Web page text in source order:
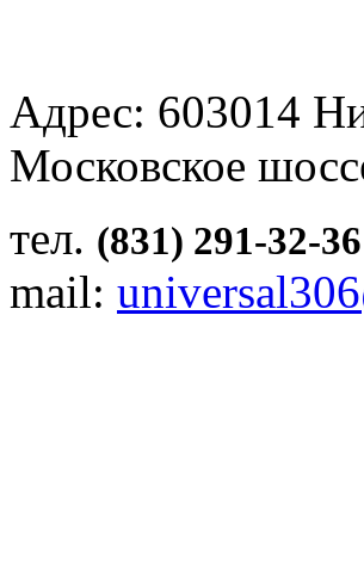
Адрес: 603014
Московское
тел. (831) 291-32-36
mail: